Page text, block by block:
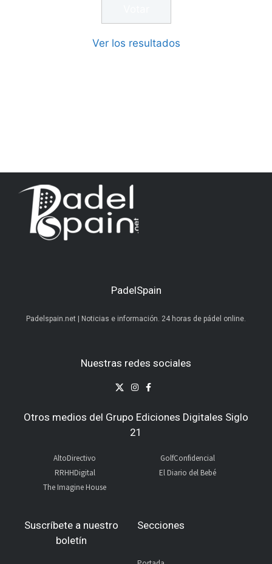
Ver los resultados
PadelSpain
Padelspain.net | Noticias e información. 24 horas de pádel online.
Nuestras redes sociales
Otros medios del Grupo Ediciones Digitales Siglo
21
AltoDirectivo
RRHHDigital
The Imagine House
GolfConfidencial
El Diario del Bebé
Suscríbete a nuestro
boletín
Secciones